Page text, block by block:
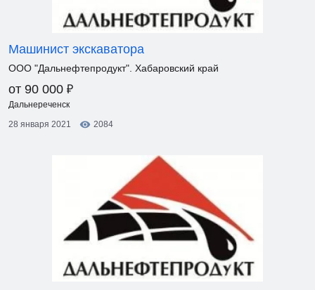
Машинист экскаватора
ООО "Дальнефтепродукт". Хабаровский край
от 90 000 ₽
Дальнереченск
28 января 2021
2084